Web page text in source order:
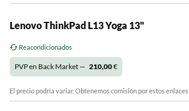
Lenovo ThinkPad L13 Yoga 13"
Reacondicionados
PVP en Back Market — 210,00€
El precio podría variar. Obtenemos comisión por estos enlaces